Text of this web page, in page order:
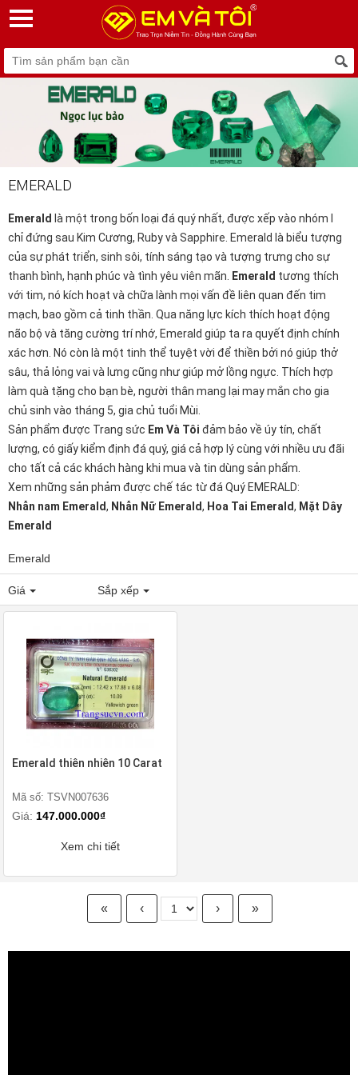
EMERALD
Emerald là một trong bốn loại đá quý nhất, được xếp vào nhóm I
chỉ đứng sau Kim Cương, Rubyvà Sapphire . Emerald là biểu tượng
của sự phát triển, sinh sôi, tính sáng tạo và tượng trưng cho sự
thanh bình, hạnh phúc và tình yêu viên mãn.
Emerald tương thích
với tim, nó kích hoạt và chữa lành mọi vấn đề liên quan đến tim
mạch, bao gồm cả tinh thần. Qua năng lực kích thích hoạt động
não bộ và tăng cường trí nhớ, Emerald giúp ta ra quyết định chính
xác hơn. Nó còn là một tinh thể tuyệt vời để thiền bởi nó giúp thở
sâu, thả lỏng vai và lưng cũng như giúp mở lồng ngực. Thích hợp
làm quà tặng cho bạn bè, người thân mang lại may mắn cho gia
chủ sinh vào tháng 5, gia chủ tuổi Mùi.
Sản phẩm được Trang sức Em Và Tôi đảm bảo về úy tín, chất
lượng, có giấy kiểm định đá quý, giá cả hợp lý cùng với nhiều ưu đãi
cho tất cả các khách hàng khi mua và tin dùng sản phẩm.
Xem những sản phảm được chế tác từ đá Quý EMERALD:
Nhẫn nam Emerald, Nhẫn Nữ Emerald, Hoa Tai Emerald, Mặt Dây
Emerald
Emerald
Giá Sắp xếp
Emerald thiên nhiên 10 Carat
Mã số: TSVN007636
Giá: 147.000.000₫
Xem chi tiết
« ‹ › »